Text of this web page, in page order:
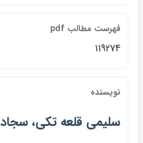
فهرست مطالب pdf
119274
نويسنده
سليمي قلعه تكي، سجاد